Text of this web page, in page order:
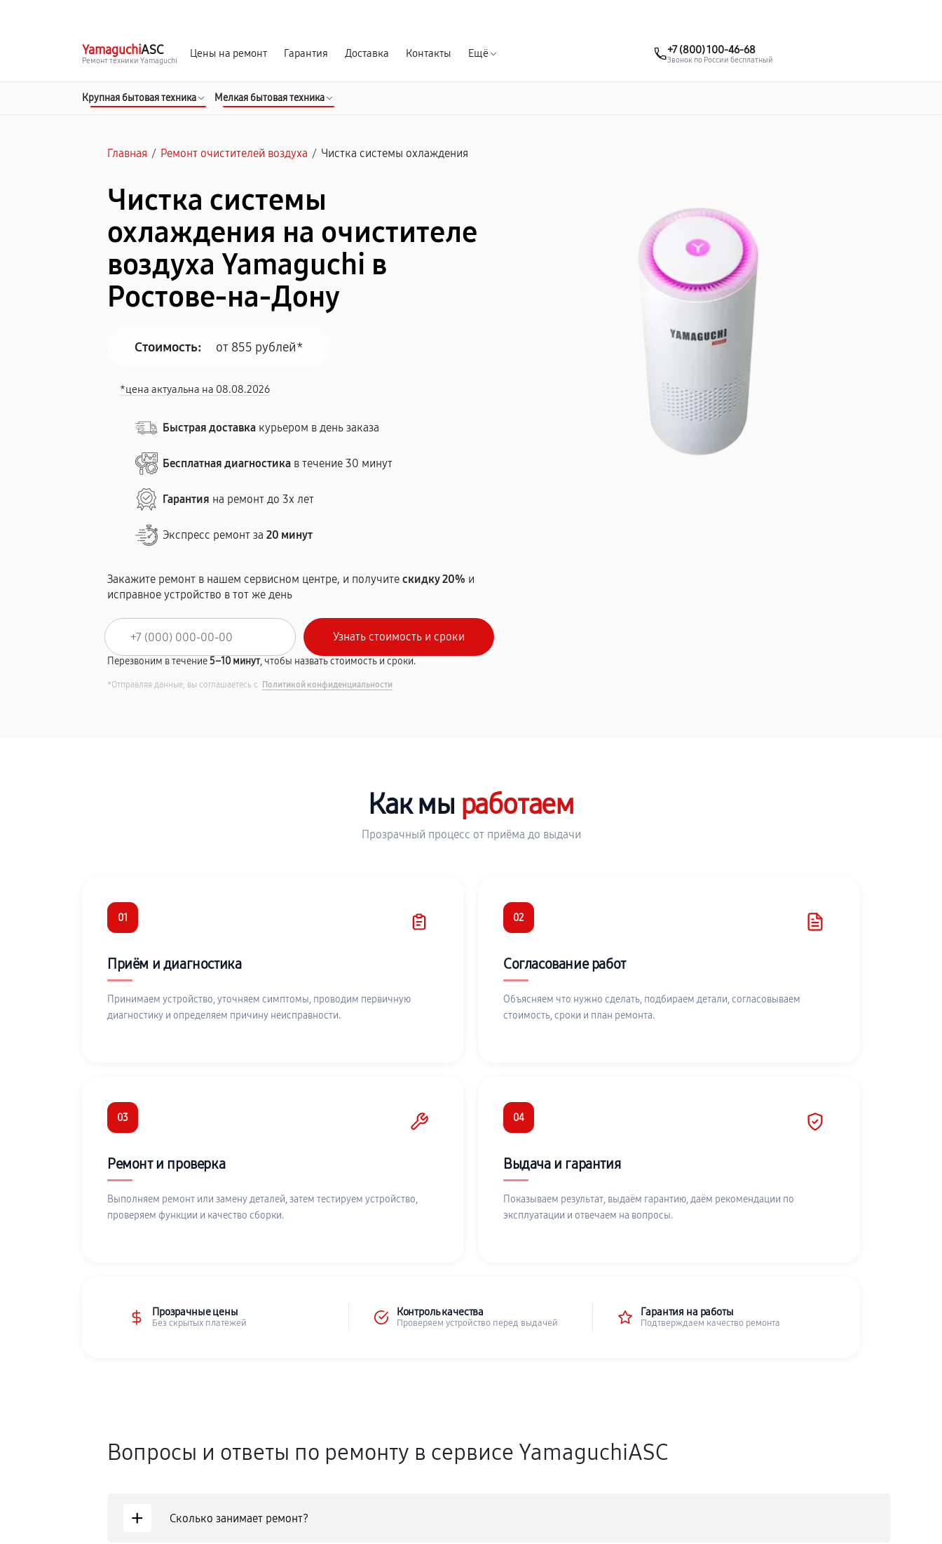
YamaguchiASC
Ремонт техники Yamaguchi
Цены на ремонт Гарантия Доставка Контакты Ещё +7 (800) 100-46-68
Звонок по России бесплатный
Крупная бытовая техника Мелкая бытовая техника
Главная / Ремонт очистителей воздуха / Чистка системы охлаждения
Чистка системы
охлаждения на очистителе
воздуха Yamaguchi в
Ростове-на-Дону
Стоимость: от 855 рублей*
*цена актуальна на 08.08.2026
Быстрая доставка курьером в день заказа
Бесплатная диагностика в течение 30 минут
Гарантия на ремонт до 3х лет
Экспресс ремонт за20 минут
Закажите ремонт в нашем сервисном центре, и получитескидку 20% и
исправное устройство в тот же день
Перезвоним в течение5–10 минут, чтобы назвать стоимость и сроки.
*Отправляя данные, вы соглашаетесь с Политикой конфиденциальности
Как мы работаем
Прозрачный процесс от приёма до выдачи
01
Приём и диагностика
Принимаем устройство, уточняем симптомы, проводим первичную
диагностику и определяем причину неисправности.
02
Согласование работ
Объясняем что нужно сделать, подбираем детали, согласовываем
стоимость, сроки и план ремонта.
03
Ремонт и проверка
Выполняем ремонт или замену деталей, затем тестируем устройство,
проверяем функции и качество сборки.
04
Выдача и гарантия
Показываем результат, выдаём гарантию, даём рекомендации по
эксплуатации и отвечаем на вопросы.
Прозрачные цены
Без скрытых платежей
Контроль качества
Проверяем устройство перед выдачей
Гарантия на работы
Подтверждаем качество ремонта
Вопросы и ответы по ремонту в сервисе YamaguchiASC
+ Сколько занимает ремонт?